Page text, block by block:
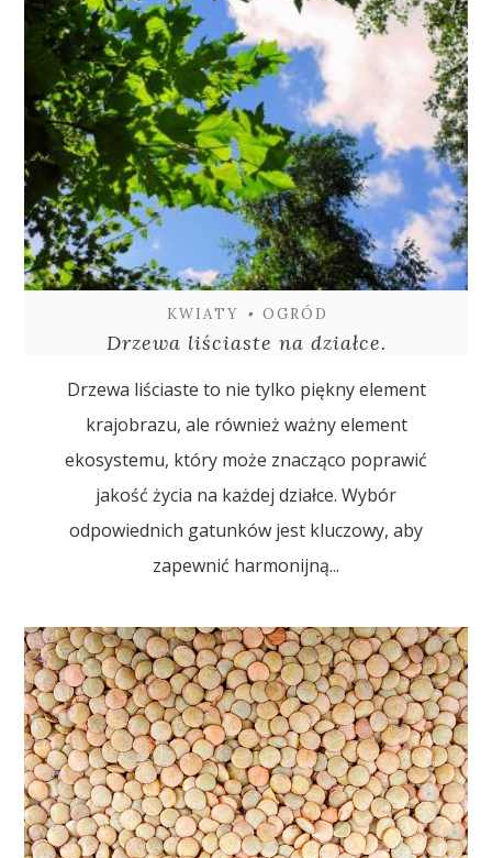
KWIATY • OGRÓD
Drzewa liściaste na działce.
Drzewa liściaste to nie tylko piękny element
krajobrazu, ale również ważny element
ekosystemu, który może znacząco poprawić
jakość życia na każdej działce. Wybór
odpowiednich gatunków jest kluczowy, aby
zapewnić harmonijną...